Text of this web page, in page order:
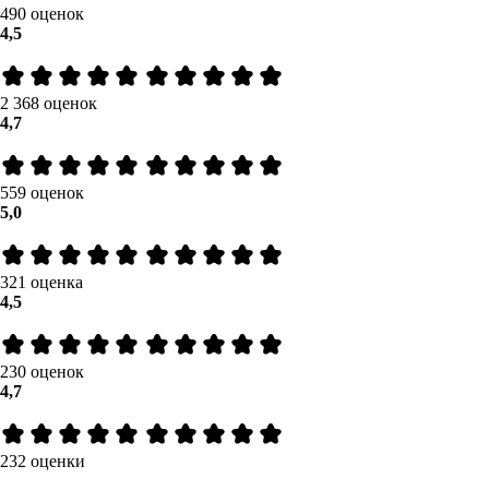
490 оценок
4,5
2 368 оценок
4,7
559 оценок
5,0
321 оценка
4,5
230 оценок
4,7
232 оценки